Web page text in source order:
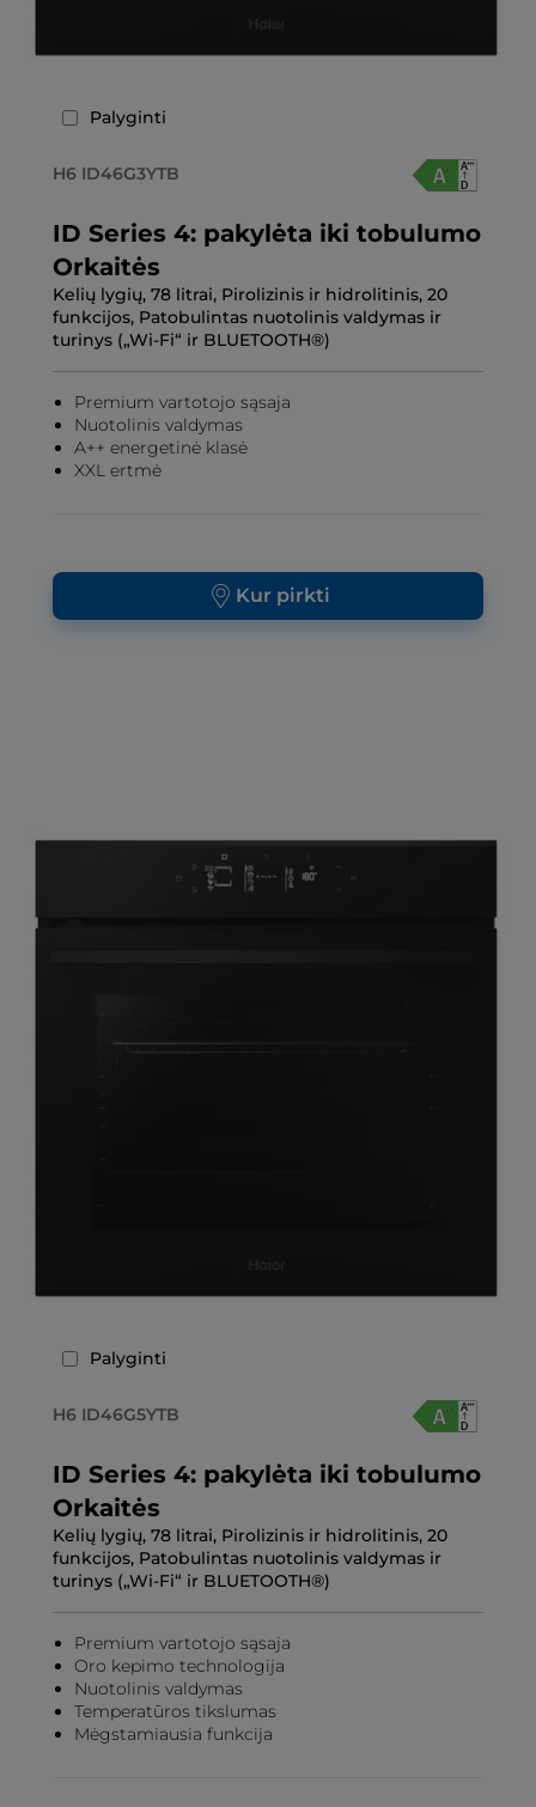
Palyginti
H6 ID46G3YTB
ID Series 4: pakylėta iki tobulumo
Orkaitės
Kelių lygių, 78 litrai, Pirolizinis ir hidrolitinis, 20
funkcijos, Patobulintas nuotolinis valdymas ir
turinys („Wi-Fi“ ir BLUETOOTH®)
Premium vartotojo sąsaja
Nuotolinis valdymas
A++ energetinė klasė
XXL ertmė
Kur pirkti
Palyginti
H6 ID46G5YTB
ID Series 4: pakylėta iki tobulumo
Orkaitės
Kelių lygių, 78 litrai, Pirolizinis ir hidrolitinis, 20
funkcijos, Patobulintas nuotolinis valdymas ir
turinys („Wi-Fi“ ir BLUETOOTH®)
Premium vartotojo sąsaja
Oro kepimo technologija
Nuotolinis valdymas
Temperatūros tikslumas
Mėgstamiausia funkcija